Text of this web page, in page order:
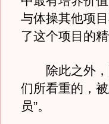
与体操其他项
了这个项目的
除此之外，
们所看重的，
员”。